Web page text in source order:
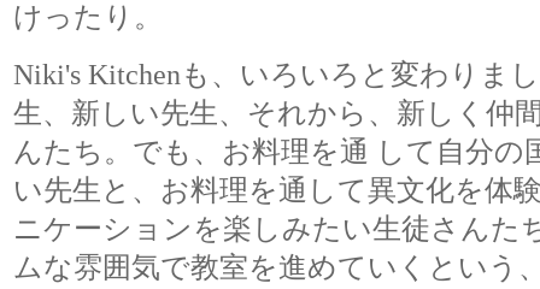
けったり。
Niki's Kitchenも、いろいろと変わりま
生、新しい先生、それから、新しく仲
んたち。でも、お料理を通 して自分の
い先生と、お料理を通して異文化を体
ニケーションを楽しみたい生徒さんた
ムな雰囲気で教室を進めていくという